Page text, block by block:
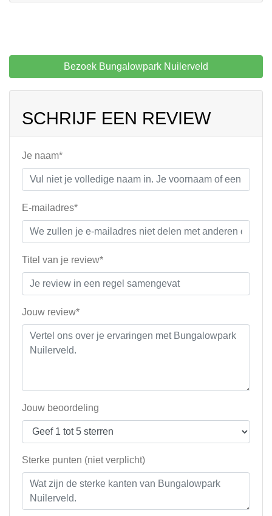
Bezoek Bungalowpark Nuilerveld
SCHRIJF EEN REVIEW
Je naam*
E-mailadres*
Titel van je review*
Jouw review*
Jouw beoordeling
Sterke punten (niet verplicht)